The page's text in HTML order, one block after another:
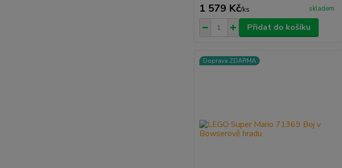
1 579 Kč/ks skladem
Přidat do košíku
Doprava ZDARMA